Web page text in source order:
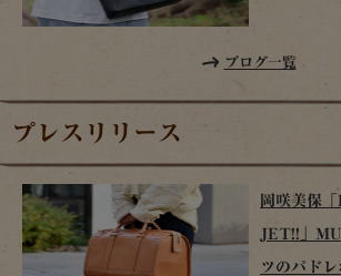
ブログ一覧
プレスリリース
岡咲美保
JET!!」
ツのパド